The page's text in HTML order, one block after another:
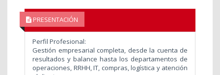
PRESENTACIÓN
Perfil Profesional:
Gestión empresarial completa, desde la cuenta de
resultados y balance hasta los departamentos de
operaciones, RRHH, IT, compras, logística y atención